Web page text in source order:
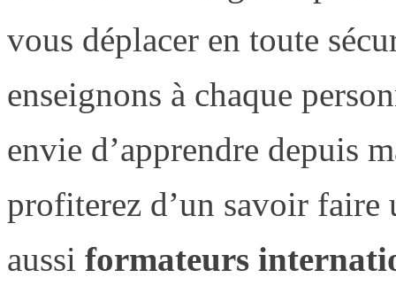
vous déplacer en toute
enseignons à chaque
envie d’apprendre depuis
profiterez d’un savoir faire
aussi formateurs